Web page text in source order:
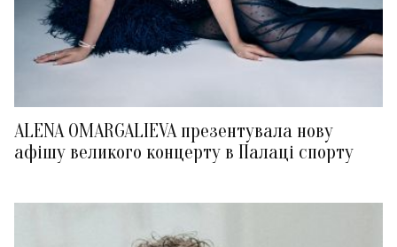
ALENA OMARGALIEVA презентувала нову
афішу великого концерту в Палаці спорту